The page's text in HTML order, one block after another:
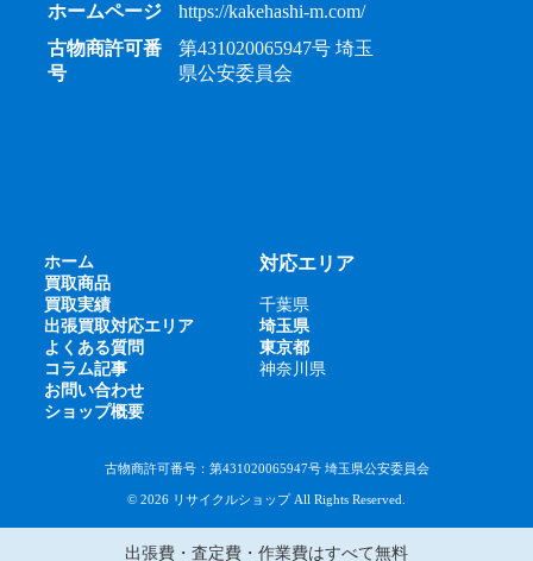
ホームページ
https://kakehashi-m.com/
古物商許可番
号
第431020065947号 埼玉
県公安委員会
ホーム
買取商品
買取実績
出張買取対応エリア
よくある質問
コラム記事
お問い合わせ
ショップ概要
対応エリア
千葉県
埼玉県
東京都
神奈川県
古物商許可番号：第431020065947号 埼玉県公安委員会
© 2026 リサイクルショップ All Rights Reserved.
出張費・査定費・作業費はすべて無料